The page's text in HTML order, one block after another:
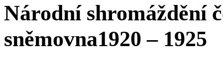
Národní shromáždění
sněmovna1920 – 1925